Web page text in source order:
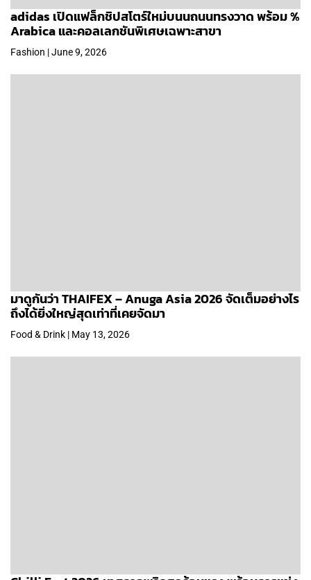
adidas เปิดแฟล็กชิปสโตร์ใหม่บนนถนนทรงวาด พร้อม %
Arabica และคอลเลกชันพิเศษเฉพาะสาขา
Fashion | June 9, 2026
มาดูกันว่า THAIFEX – Anuga Asia 2026 จัดเต็มอย่างไร
ถึงได้ยิ่งใหญ่สุดเท่าที่เคยจัดมา
Food & Drink | May 13, 2026